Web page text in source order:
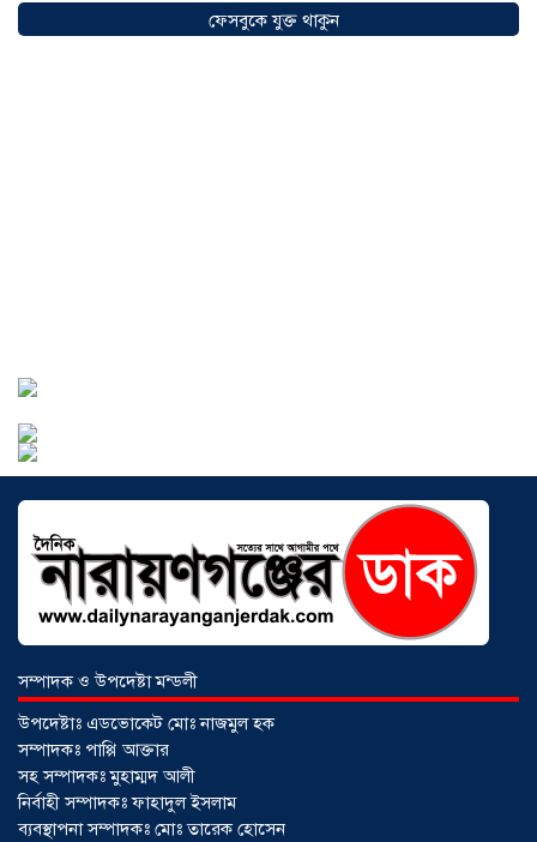
অগ্রযাত্রায় নতুন অধ্যায়, উদ্বোধন হলো ‘শিফা
মোহাম্মদিয়া ফিশারিজ’
০৫ আগস্ট ২০২৬
ফেসবুকে যুক্ত থাকুন
সম্পাদক ও উপদেষ্টা মন্ডলী
উপদেষ্টাঃ এডভোকেট মোঃ নাজমুল হক
সম্পাদকঃ পাপ্পি আক্তার
সহ সম্পাদকঃ মুহাম্মদ আলী
নির্বাহী সম্পাদকঃ ফাহাদুল ইসলাম
ব্যবস্থাপনা সম্পাদকঃ মোঃ তারেক হোসেন